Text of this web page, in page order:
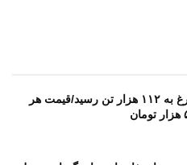
تولید ماهانه تخم مرغ به ۱۱۲ هزار تن رسید/قیمت هر